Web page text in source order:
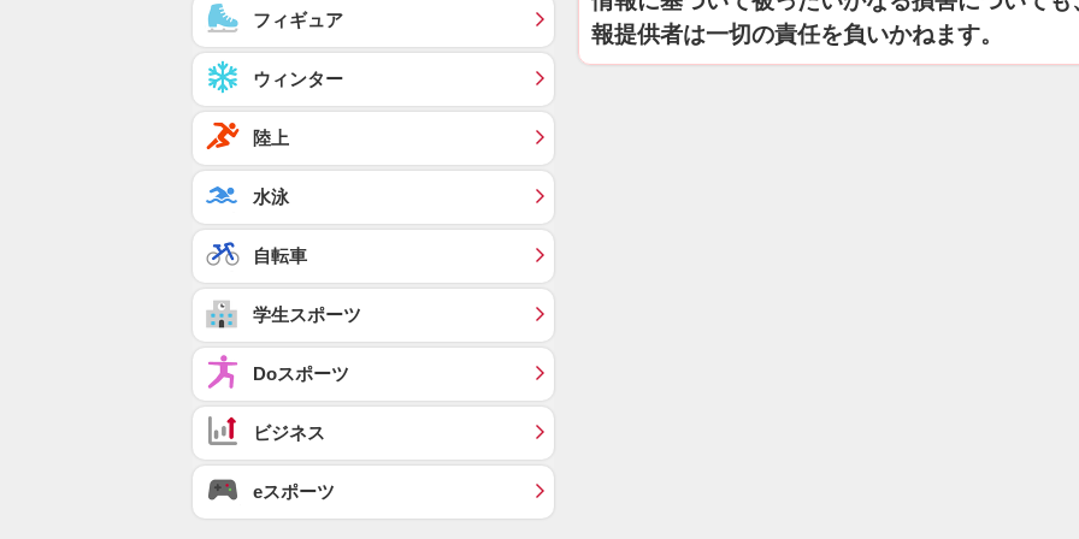
報提供者は一切の責任を負いかねます。
フィギュア
ウィンター
陸上
水泳
自転車
学生スポーツ
Doスポーツ
ビジネス
eスポーツ